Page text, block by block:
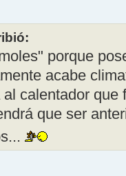
porque
acabe
calentador que
que ser